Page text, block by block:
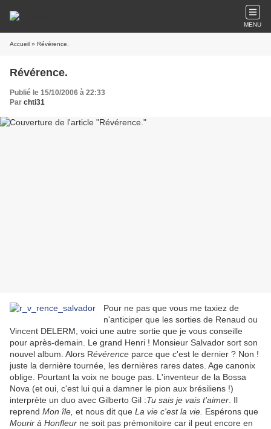
MENU
Accueil » Révérence.
Révérence.
Publié le 15/10/2006 à 22:33
Par chti31
Pour ne pas que vous me taxiez de
n'anticiper que les sorties de Renaud ou
Vincent DELERM, voici une autre sortie que je vous conseille
pour après-demain. Le grand Henri ! Monsieur Salvador sort son
nouvel album. Alors Révérence parce que c'est le dernier ? Non !
juste la dernière tournée, les dernières rares dates. Age canonix
oblige. Pourtant la voix ne bouge pas. L'inventeur de la Bossa
Nova (et oui, c'est lui qui a damner le pion aux brésiliens !)
interprète un duo avec Gilberto Gil :Tu sais je vais t'aimer . Il
reprend Mon île, et nous dit que La vie c'est la vie. Espérons que
Mourir à Honfleur ne soit pas prémonitoire car il peut encore en